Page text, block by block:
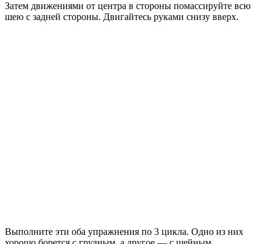
Затем движениями от центра в стороны помассируйте всю
шею с задней стороны. Двигайтесь руками снизу вверх.
Выполните эти оба упражнения по 3 цикла. Одно из них